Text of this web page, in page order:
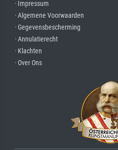
· Impressum
· Algemene Voorwaarden
· Gegevensbescherming
· Annulatierecht
· Klachten
· Over Ons